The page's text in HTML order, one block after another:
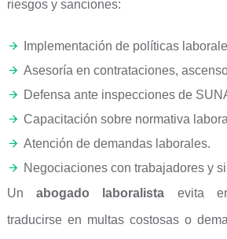
riesgos y sanciones:
Implementación de políticas
Asesoría en contrataciones,
Defensa ante inspecciones de
Capacitación sobre normativa
Atención de demandas laborales.
Negociaciones con trabajadores y
Unabogado laboralista evita
traducirse en multas costosas o